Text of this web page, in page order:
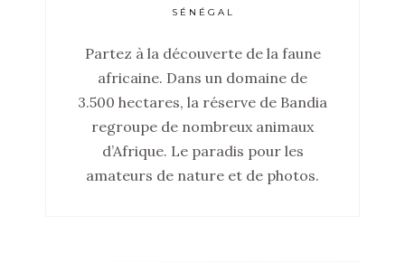
SÉNÉGAL
Partez à la découverte de la faune
africaine. Dans un domaine de
3.500 hectares, la réserve de Bandia
regroupe de nombreux animaux
d’Afrique. Le paradis pour les
amateurs de nature et de photos.